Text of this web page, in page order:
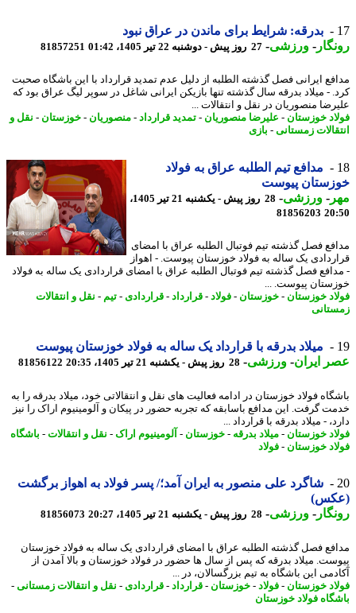
بدرقه: شرایط برای ماندن در عراق نبود
-ورزشی-27 روز پیش - دوشنبه 22 تیر 1405، 01:42 81857251
ایرانی فصل گذشته الطلبه از دلیل عدم تمدید قرارداد با این باشگاه صحبت
- میلاد بدرقه سال گذشته تنها بازیکن ایرانی شاغل در سوپر لیگ عراق بود که
منصوریان در نقل و انتقالات ...
خوزستان-علیرضا منصوریان-تمدید قرارداد -منصوریان-خوزستان-نقل و
زمستانی-بازی
مدافع تیم الطلبه عراق به فولاد
پیوست
-ورزشی-
28 روز پیش - یکشنبه 21 تیر 1405،
81856203
فصل گذشته تیم فوتبال الطلبه عراق با امضای
یک ساله به فولاد خوزستان پیوست. - اهواز
فصل گذشته تیم فوتبال الطلبه عراق با امضای قراردادی یک ساله به فولاد
پیوست. ...
خوزستان-خوزستان-فولاد-قرارداد -قراردادی-تیم -نقل و انتقالات
میلاد بدرقه با قرارداد یک ساله به فولاد خوزستان پیوست
ایران- ورزشی-28 روز پیش - یکشنبه 21 تیر 1405، 20:35 81856122
فولاد خوزستان در ادامه فعالیت های نقل و انتقالاتی خود، میلاد بدرقه را به
گرفت. این مدافع باسابقه که تجربه حضور در پیکان و آلومینیوم اراک را نیز
- میلاد بدرقه با قرارداد ...
خوزستان-میلاد بدرقه- خوزستان-آلومینیوم اراک - نقل و انتقالات-باشگاه
خوزستان-فولاد
شاگرد علی منصور به ایران آمد؛/ پسر فولاد به اهواز برگشت
-ورزشی-28 روز پیش - یکشنبه 21 تیر 1405، 20:27 81856073
فصل گذشته الطلبه عراق با امضای قراردادی یک ساله به فولاد خوزستان
میلاد بدرقه که پس از سال ها حضور در فولاد خوزستان و بالا آمدن از
این باشگاه به تیم بزرگسالان، در ...
خوزستان-فولاد-خوزستان-قرارداد -قراردادی-نقل و انتقالات زمستانی-
فولاد خوزستان